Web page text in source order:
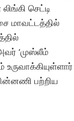
செட்டி
மாவட்டத்தில்
‘முஸ்லீம்
பற்றிய